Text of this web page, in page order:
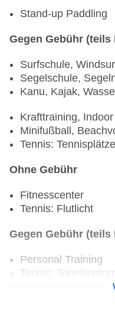
Stand-up Paddling
Gegen Gebühr
Surfschule,
Segelschule,
Kanu, Kajak,
Krafttraining,
Minifußball,
Tennis:
Ohne Gebühr
Fitnesscenter
Tennis: Flutlicht
Gegen Gebühr
Personal Training
Tennis: